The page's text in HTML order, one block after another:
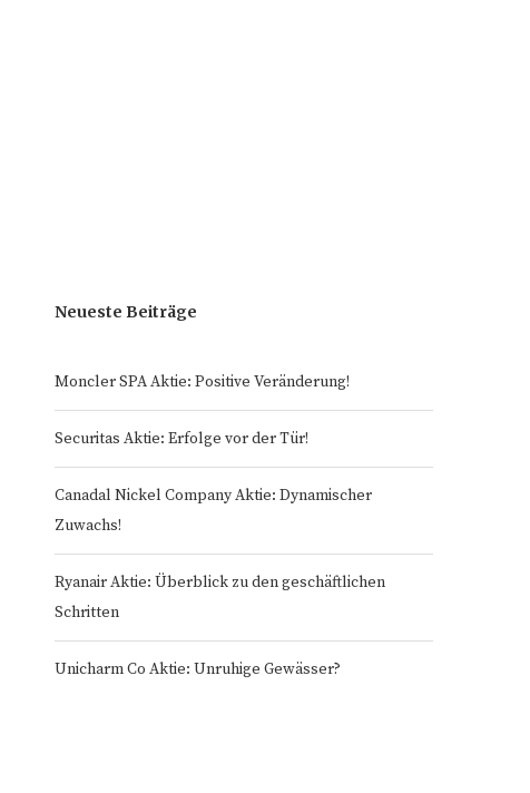
Neueste Beiträge
Moncler SPA Aktie: Positive Veränderung!
Securitas Aktie: Erfolge vor der Tür!
Canadal Nickel Company Aktie: Dynamischer
Zuwachs!
Ryanair Aktie: Überblick zu den geschäftlichen
Schritten
Unicharm Co Aktie: Unruhige Gewässer?